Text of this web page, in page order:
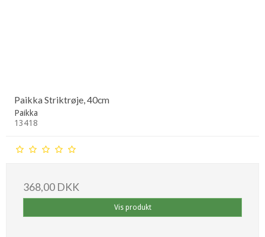
Paikka Striktrøje, 40cm
Paikka
13418
368,00 DKK
Vis produkt